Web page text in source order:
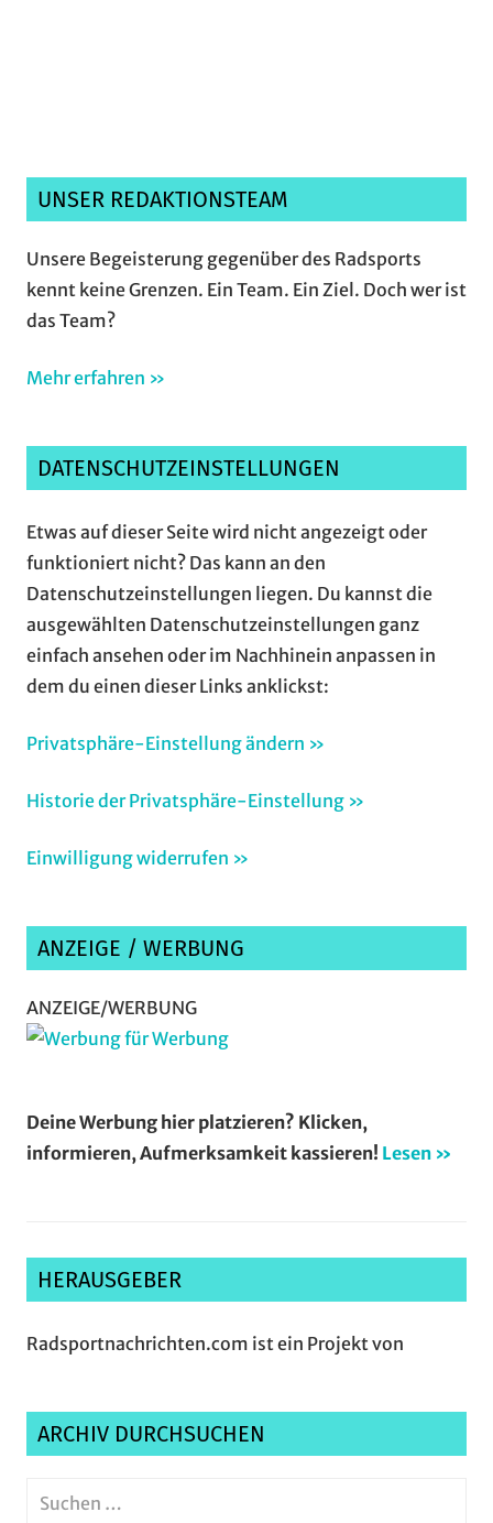
UNSER REDAKTIONSTEAM
Unsere Begeisterung gegenüber des Radsports
kennt keine Grenzen. Ein Team. Ein Ziel. Doch wer ist
das Team?
Mehr erfahren »
DATENSCHUTZEINSTELLUNGEN
Etwas auf dieser Seite wird nicht angezeigt oder
funktioniert nicht? Das kann an den
Datenschutzeinstellungen liegen. Du kannst die
ausgewählten Datenschutzeinstellungen ganz
einfach ansehen oder im Nachhinein anpassen in
dem du einen dieser Links anklickst:
Privatsphäre-Einstellung ändern »
Historie der Privatsphäre-Einstellung »
Einwilligung widerrufen »
ANZEIGE / WERBUNG
ANZEIGE/WERBUNG
Deine Werbung hier platzieren? Klicken,
informieren, Aufmerksamkeit kassieren! Lesen »
HERAUSGEBER
Radsportnachrichten.com ist ein Projekt von
ARCHIV DURCHSUCHEN
Suchen